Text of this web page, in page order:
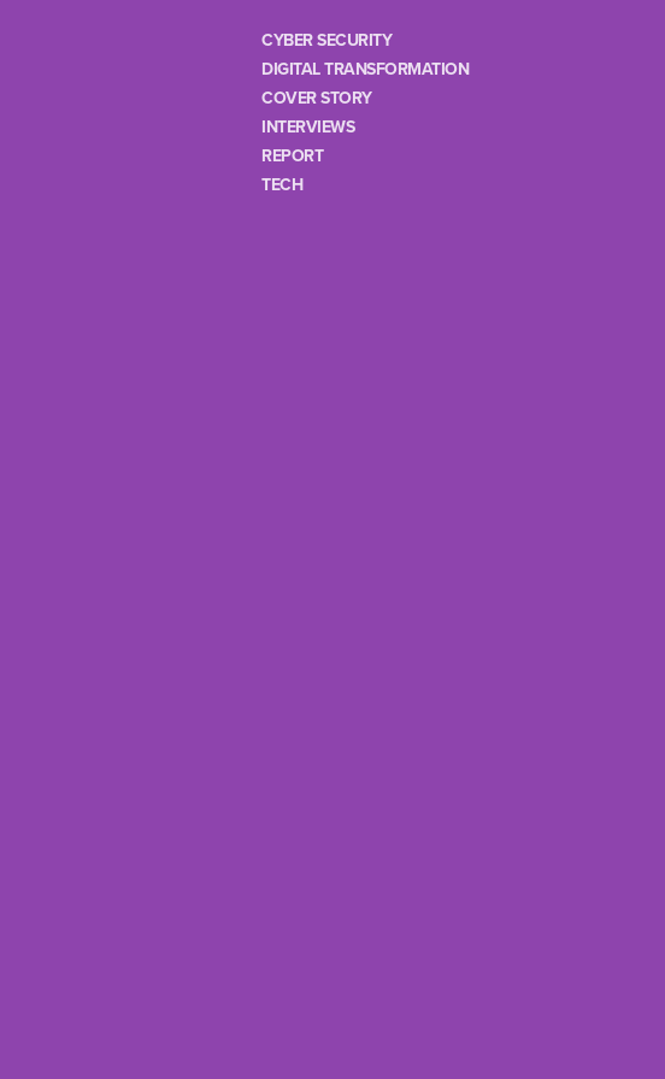
CYBER SECURITY
DIGITAL TRANSFORMATION
COVER STORY
INTERVIEWS
REPORT
TECH